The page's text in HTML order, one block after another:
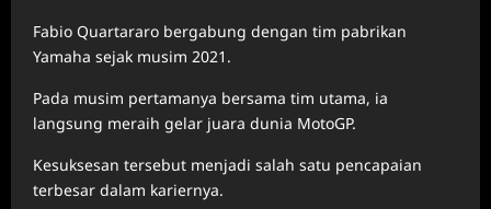
Fabio Quartararo bergabung dengan tim pabrikan
Yamaha sejak musim 2021.
Pada musim pertamanya bersama tim utama, ia
langsung meraih gelar juara dunia MotoGP.
Kesuksesan tersebut menjadi salah satu pencapaian
terbesar dalam kariernya.